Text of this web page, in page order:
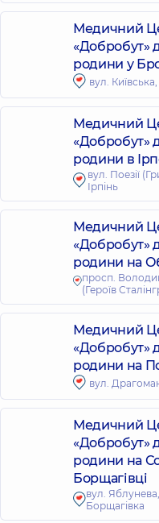
Медичний
«Добробут»
родини у
вул.
Медичний
«Добробут»
родини в
вул. Поезії
Ірпінь
Медичний
«Добробут»
родини на
просп.
(Героїв
Медичний
«Добробут»
родини на
вул.
Медичний
«Добробут»
родини на
Борщагівці
вул.
Борщагівка